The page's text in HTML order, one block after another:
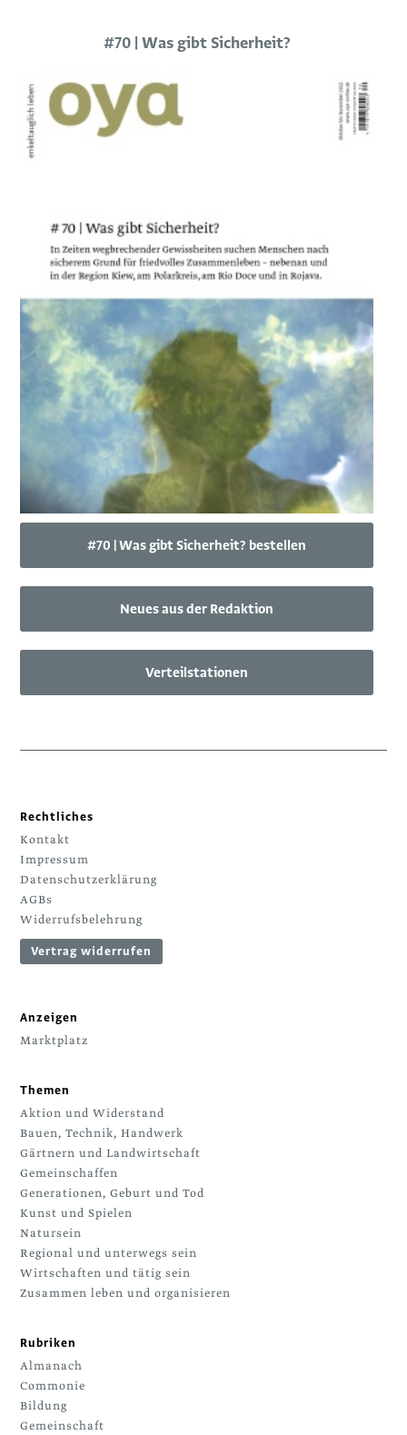
#70 | Was gibt Sicherheit?
#70 | Was gibt Sicherheit? bestellen
Neues aus der Redaktion
Verteilstationen
Rechtliches
Kontakt
Impressum
Datenschutzerklärung
AGBs
Widerrufsbelehrung
Vertrag widerrufen
Anzeigen
Marktplatz
Themen
Aktion und Widerstand
Bauen, Technik, Handwerk
Gärtnern und Landwirtschaft
Gemeinschaffen
Generationen, Geburt und Tod
Kunst und Spielen
Natursein
Regional und unterwegs sein
Wirtschaften und tätig sein
Zusammen leben und organisieren
Rubriken
Almanach
Commonie
Bildung
Gemeinschaft